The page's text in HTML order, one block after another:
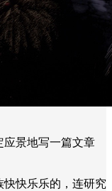
应景地写一篇文章
快乐乐的，连研究